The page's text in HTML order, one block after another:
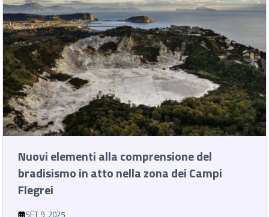
Nuovi elementi alla comprensione del
bradisismo in atto nella zona dei Campi
Flegrei